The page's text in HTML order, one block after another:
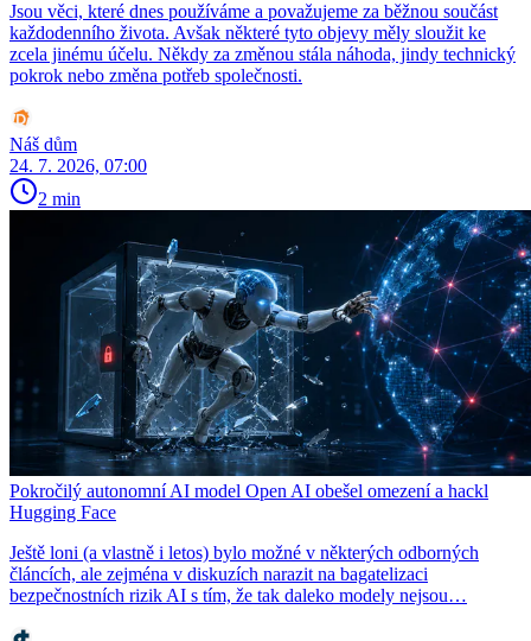
Jsou věci, které dnes používáme a považujeme za běžnou součást
každodenního života. Avšak některé tyto objevy měly sloužit ke
zcela jinému účelu. Někdy za změnou stála náhoda, jindy technický
pokrok nebo změna potřeb společnosti.
Náš dům
24. 7. 2026, 07:00
2 min
Pokročilý autonomní AI model Open AI obešel omezení a hackl
Hugging Face
Ještě loni (a vlastně i letos) bylo možné v některých odborných
článcích, ale zejména v diskuzích narazit na bagatelizaci
bezpečnostních rizik AI s tím, že tak daleko modely nejsou…